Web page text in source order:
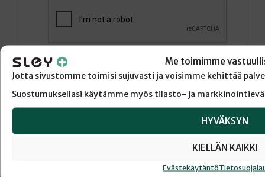
Me toimimme
Jotta sivustomme toimisi sujuvasti ja voisimme kehittää
Suostumuksellasi käytämme myös tilasto- ja
HYVÄKSYN
KIELLÄN KAIKKI
Evästekäytäntö